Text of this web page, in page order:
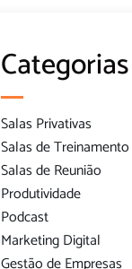
Categorias
Salas Privativas
Salas de Treinamento
Salas de Reunião
Produtividade
Podcast
Marketing Digital
Gestão de Empresas